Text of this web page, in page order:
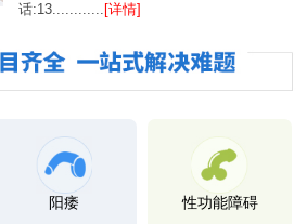
话:13............
[详情]
阳痿 性功能障碍